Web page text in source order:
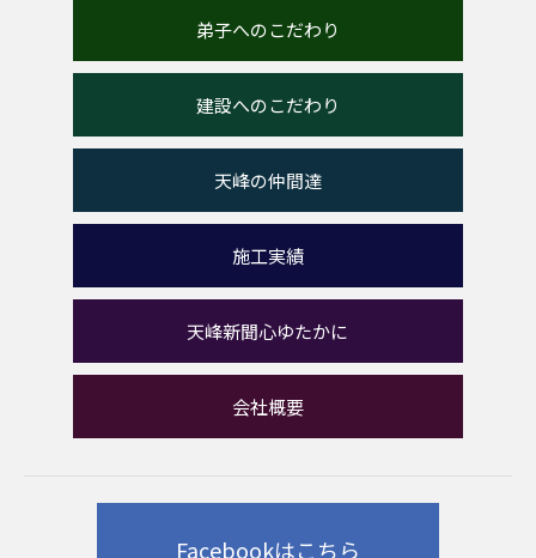
弟子へのこだわり
建設へのこだわり
天峰の仲間達
施工実績
天峰新聞心ゆたかに
会社概要
Facebookはこちら